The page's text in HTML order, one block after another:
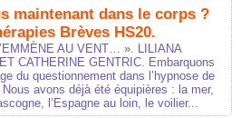
maintenant dans le corps ?
Brèves HS20.
AU VENT… ». LILIANA
CATHERINE GENTRIC. Embarquons
du questionnement dans l’hypnose de
Nous avons déjà été équipières : la mer,
l’Espagne au loin, le voilier...